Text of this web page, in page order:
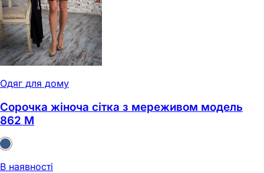
Одяг для дому
Сорочка жіноча сітка з мереживом модель
862 M
В наявності